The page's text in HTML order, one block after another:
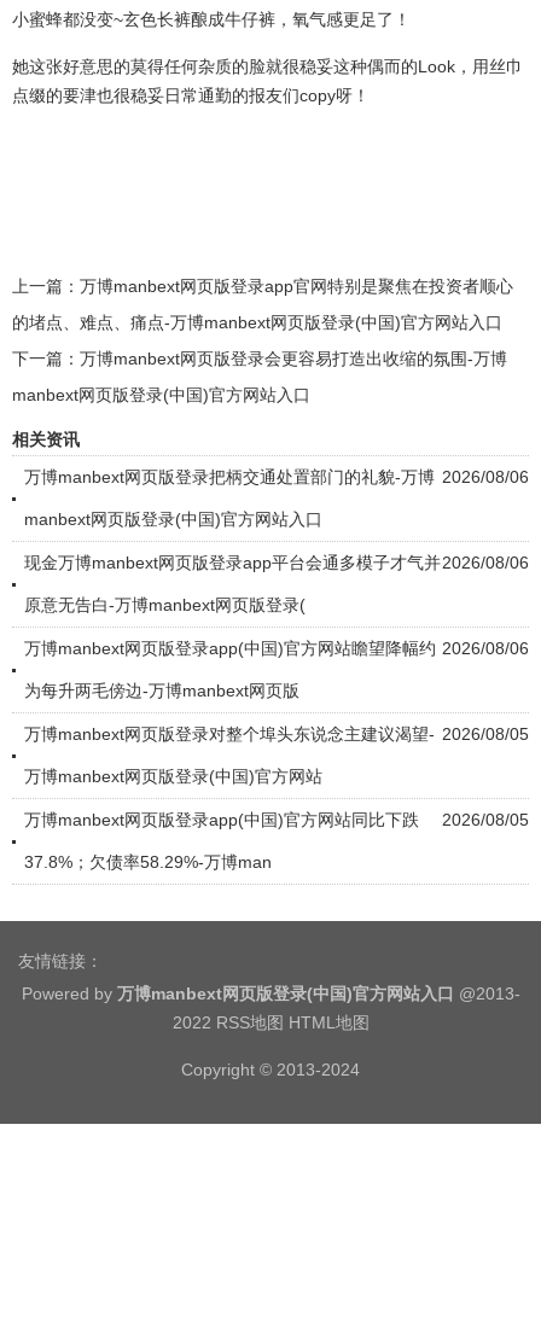
小蜜蜂都没变~玄色长裤酿成牛仔裤，氧气感更足了！
她这张好意思的莫得任何杂质的脸就很稳妥这种偶而的Look，用丝巾
点缀的要津也很稳妥日常通勤的报友们copy呀！
上一篇： 万博manbext网页版登录app官网特别是聚焦在投资者顺心
的堵点、难点、痛点-万博manbext网页版登录(中国)官方网站入口
下一篇： 万博manbext网页版登录会更容易打造出收缩的氛围-万博
manbext网页版登录(中国)官方网站入口
相关资讯
2026/08/06
万博manbext网页版登录把柄交通处置部门的礼貌-万博
manbext网页版登录(中国)官方网站入口
2026/08/06
现金万博manbext网页版登录app平台会通多模子才气并
原意无告白-万博manbext网页版登录(
2026/08/06
万博manbext网页版登录app(中国)官方网站瞻望降幅约
为每升两毛傍边-万博manbext网页版
2026/08/05
万博manbext网页版登录对整个埠头东说念主建议渴望-
万博manbext网页版登录(中国)官方网站
2026/08/05
万博manbext网页版登录app(中国)官方网站同比下跌
37.8%；欠债率58.29%-万博man
友情链接：
Powered by 万博manbext网页版登录(中国)官方网站入口 @2013-
2022 RSS地图 HTML地图
Copyright © 2013-2024